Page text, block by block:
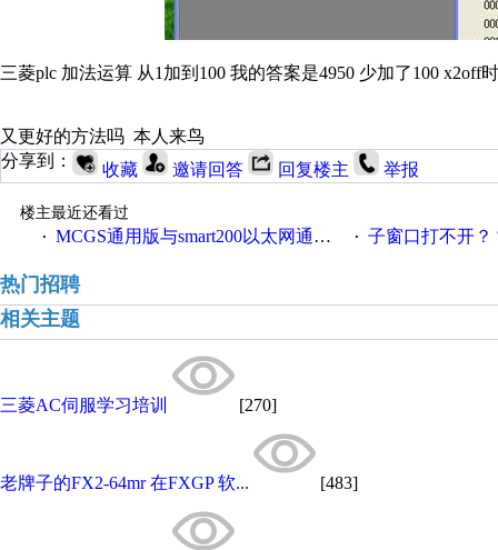
三菱plc 加法运算 从1加到100 我的答案是4950 少加了100 x2off
又更好的方法吗 本人来鸟
分享到：
收藏 邀请回答 回复楼主 举报
楼主最近还看过
· MCGS通用版与smart200以太网通讯问题 · 子窗口打不开？
热门招聘
相关主题
三菱AC伺服学习培训 [270]
老牌子的FX2-64mr 在FXGP 软... [483]